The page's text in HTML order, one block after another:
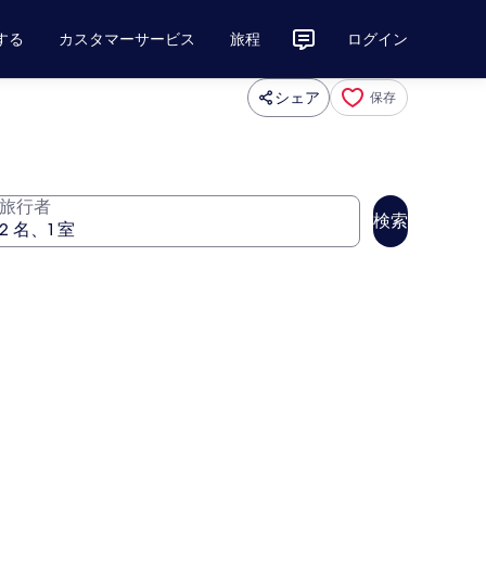
る カスタマーサービス 旅程 ログイン
シェア 保存
行者
検索